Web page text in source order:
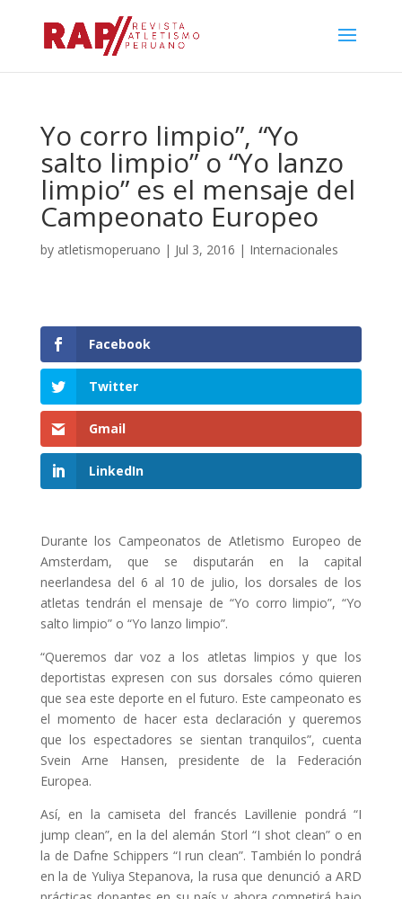
Yo corro limpio”, “Yo
salto limpio” o “Yo lanzo
limpio” es el mensaje del
Campeonato Europeo
by atletismoperuano | Jul 3, 2016 | Internacionales
Facebook
Twitter
Gmail
LinkedIn
Durante los Campeonatos de Atletismo Europeo de
Amsterdam, que se disputarán en la capital
neerlandesa del 6 al 10 de julio, los dorsales de los
atletas tendrán el mensaje de “Yo corro limpio”, “Yo
salto limpio” o “Yo lanzo limpio”.
“Queremos dar voz a los atletas limpios y que los
deportistas expresen con sus dorsales cómo quieren
que sea este deporte en el futuro. Este campeonato es
el momento de hacer esta declaración y queremos
que los espectadores se sientan tranquilos”, cuenta
Svein Arne Hansen, presidente de la Federación
Europea.
Así, en la camiseta del francés Lavillenie pondrá “I
jump clean”, en la del alemán Storl “I shot clean” o en
la de Dafne Schippers “I run clean”. También lo pondrá
en la de Yuliya Stepanova, la rusa que denunció a ARD